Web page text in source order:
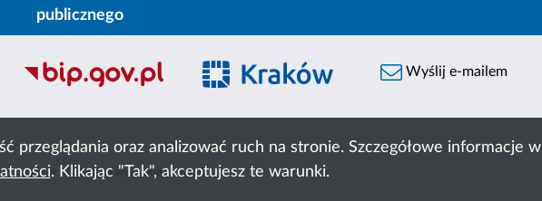
przeglądania oraz analizować ruch na stronie. Szczegółowe informacje w
. Klikając "Tak", akceptujesz te warunki.
publicznego
Wyślij e-mailem
Cyfronet AGHliczba wyświetleń:55453